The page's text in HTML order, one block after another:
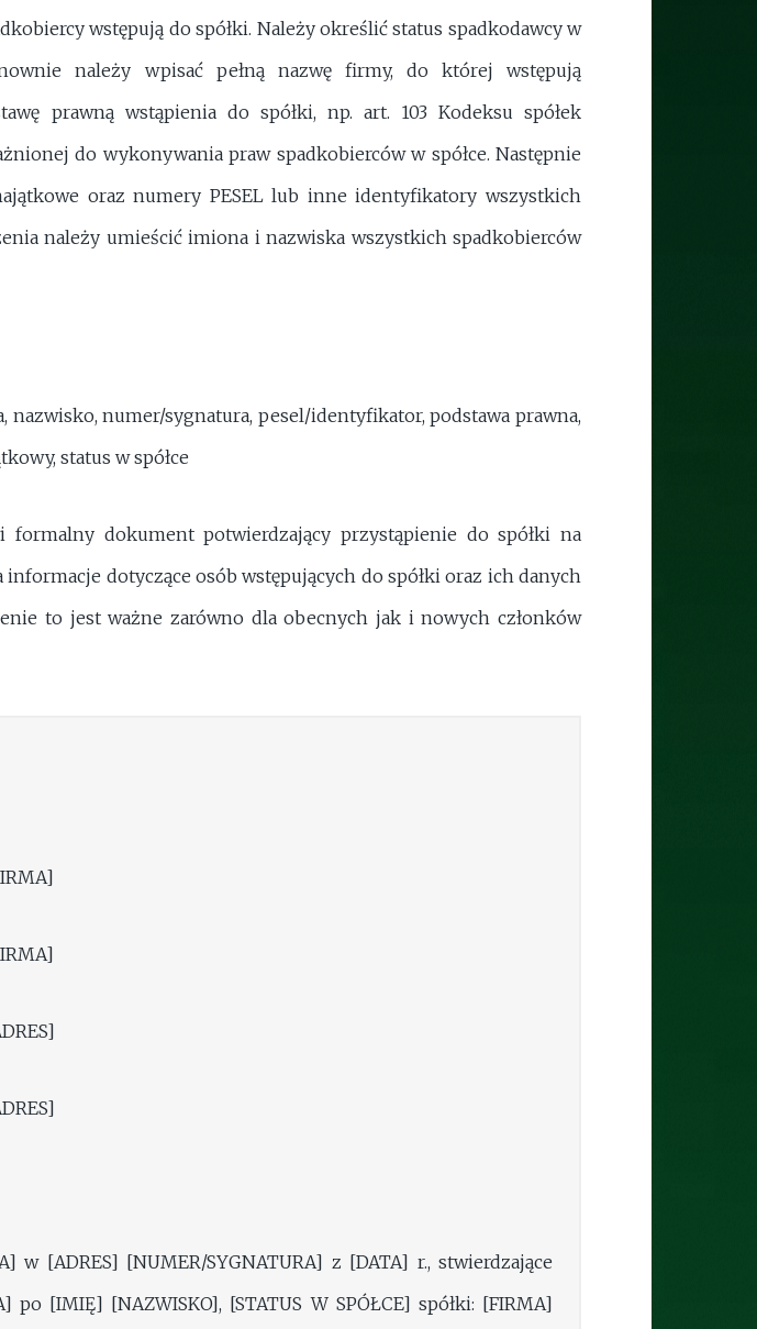
wstępują do spółki. Należy określić status spadkodawcy w
należy wpisać pełną nazwę firmy, do której wstępują
prawną wstąpienia do spółki, np. art. 103 Kodeksu spółek
do wykonywania praw spadkobierców w spółce. Następnie
oraz numery PESEL lub inne identyfikatory wszystkich
należy umieścić imiona i nazwiska wszystkich spadkobierców
numer/sygnatura, pesel/identyfikator, podstawa prawna,
status w spółce
dokument potwierdzający przystąpienie do spółki na
dotyczące osób wstępujących do spółki oraz ich danych
to jest ważne zarówno dla obecnych jak i nowych członków
w [ADRES] [NUMER/SYGNATURA] z [DATA] r., stwierdzające
po [IMIĘ] [NAZWISKO], [STATUS W SPÓŁCE] spółki: [FIRMA]